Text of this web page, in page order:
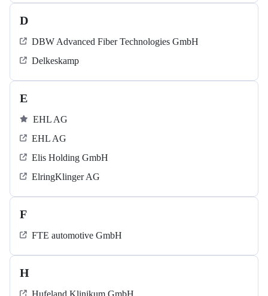
D
DBW Advanced Fiber Technologies GmbH
Delkeskamp
E
EHL AG
EHL AG
Elis Holding GmbH
ElringKlinger AG
F
FTE automotive GmbH
H